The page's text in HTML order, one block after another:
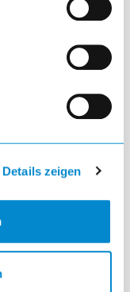
Details zeigen